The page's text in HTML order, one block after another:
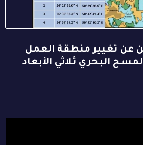
عن تغيير منطقة العمل
البحري ثلاثي الأبعاد